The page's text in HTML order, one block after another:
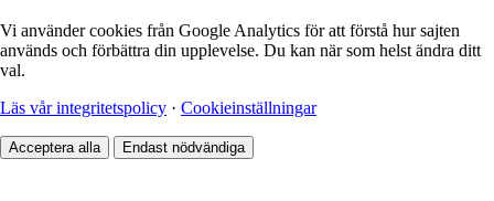
Vi använder cookies från Google Analytics för att förstå hur sajten
används och förbättra din upplevelse. Du kan när som helst ändra ditt
val.
Läs vår integritetspolicy · Cookieinställningar
Acceptera alla Endast nödvändiga